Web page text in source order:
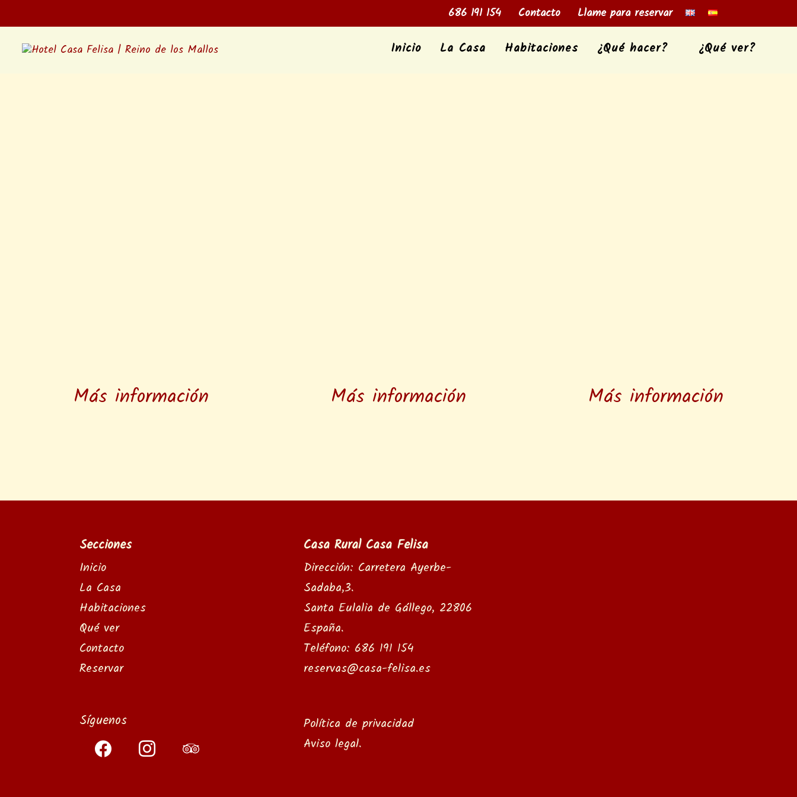
686 191 154 Contacto Llame para reservar
Inicio La Casa Habitaciones ¿Qué hacer? ¿Qué ver?
Más información Más información Más información
Secciones
Inicio
La Casa
Habitaciones
Qué ver
Contacto
Reservar
Síguenos
facebook instagramtripadvisor
Casa Rural Casa Felisa
Dirección: Carretera Ayerbe-
Sadaba,3.
Santa Eulalia de Gállego, 22806
España.
Teléfono: 686 191 154
reservas@casa-felisa.es
Política de privacidad
Aviso legal.